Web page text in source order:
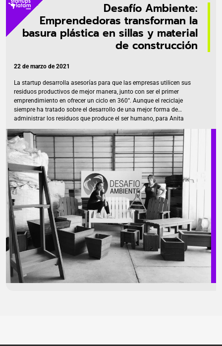
Desafío Ambiente:
Emprendedoras transforman la
basura plástica en sillas y material
de construcción
22 de marzo de 2021
La startup desarrolla asesorías para que las empresas utilicen sus
residuos productivos de mejor manera, junto con ser el primer
emprendimiento en ofrecer un ciclo en 360°. Aunque el reciclaje
siempre ha tratado sobre el desarrollo de una mejor forma de
administrar los residuos que produce el ser humano, para Anita
Farfán, fundadora de DesafíoAmbiente.cl, la idea siempre fue ir más
allá. “Queríamos romper la rutina de reciclar porque es bueno para el
planeta y demostrar que además de eso podíamos innovar, generar
tecnologías, nuevos materiales y crear trabajo. Y ese es hoy nuestro
principal objetivo, mostrar una nueva dimensión del reciclaje”,
reconoce […]